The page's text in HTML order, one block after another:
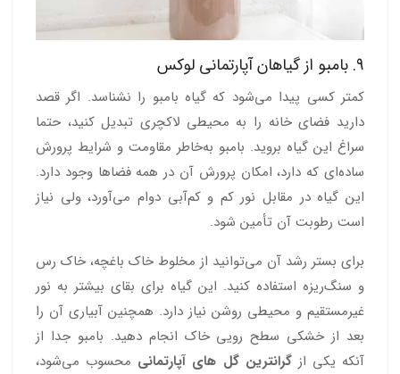
9. بامبو از گیاهان آپارتمانی لوکس
کمتر کسی پیدا می‌شود که گیاه بامبو را نشناسد. اگر قصد
دارید فضای خانه را به محیطی لاکچری تبدیل کنید، حتما
سراغ این گیاه بروید. بامبو به‌خاطر مقاومت و شرایط پرورش
ساده‌ای که دارد، امکان پرورش آن در همه فضاها وجود دارد.
این گیاه در مقابل نور کم و کم‌آبی دوام می‌آورد، ولی نیاز
است رطوبت آن تأمین شود.
برای بستر رشد آن می‌توانید از مخلوط خاک باغچه، خاک رس
و سنگ‌ریزه استفاده کنید. این گیاه برای بقای بیشتر به نور
غیرمستقیم و محیطی روشن نیاز دارد. همچنین آبیاری آن را
بعد از خشکی سطح رویی خاک انجام دهید. بامبو جدا از
آنکه یکی ازگرانترین گل های آپارتمانی محسوب می‌شود،